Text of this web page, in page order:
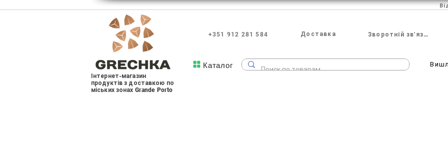
+351 912 281 584 Доставка Зворотній зв'язок
Інтернет-магазин
продуктів з доставкою по
міських зонах Grande Porto
Каталог